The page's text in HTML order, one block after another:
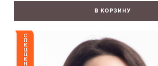
В КОРЗИНУ